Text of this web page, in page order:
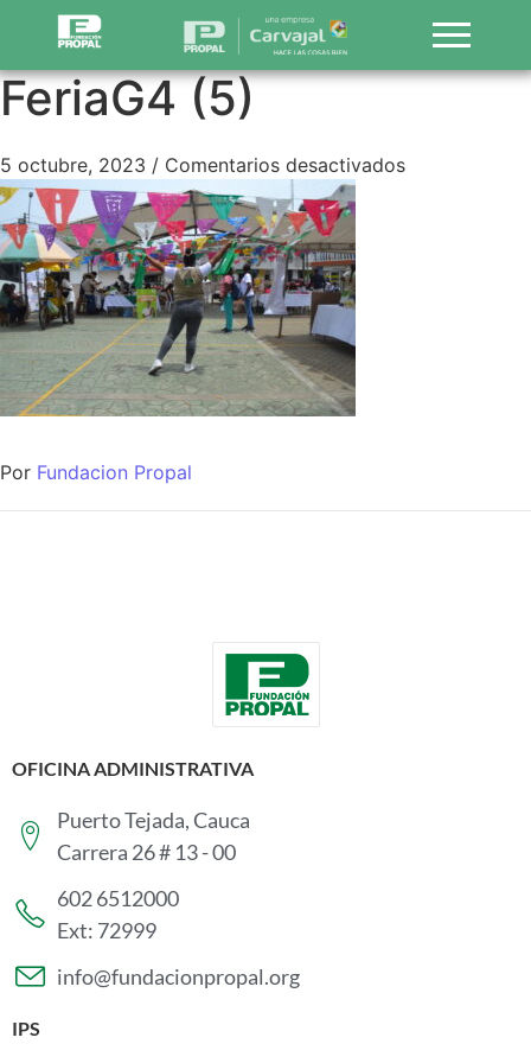
FeriaG4 (5)
5 octubre, 2023 / Comentarios desactivados
Por Fundacion Propal
OFICINA ADMINISTRATIVA
Puerto Tejada, Cauca
Carrera 26 # 13 - 00
602 6512000
Ext: 72999
info@fundacionpropal.org
IPS